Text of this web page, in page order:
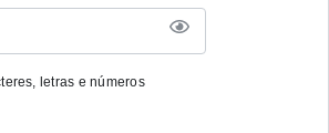
letras e números